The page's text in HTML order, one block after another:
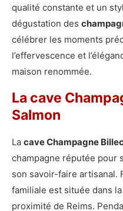
qualité constante et un
dégustation des
célébrer les moments
l’effervescence et
maison renommée.
La cave
Salmon
La cave Champagne
champagne réputée pour
son savoir-faire artisanal.
familiale est située dans
proximité de Reims.